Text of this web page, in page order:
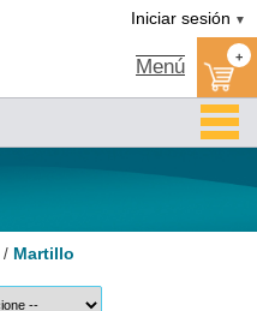
Iniciar sesión ▼
Menú +
/ Martillo